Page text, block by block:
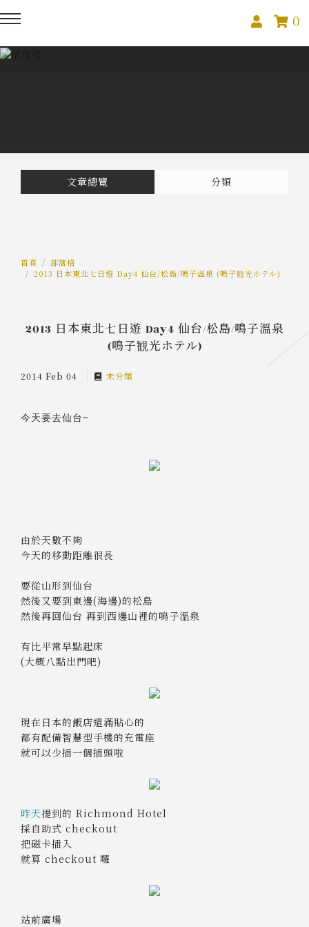
0
預約服務
影像紀錄
我的作品
文章總覽 分類
首頁
部落格
2013 日本東北七日遊 Day4 仙台/松島/鳴子溫泉 (鳴子観光ホテル)
2013 日本東北七日遊 Day4 仙台/松島/鳴子溫泉
(鳴子観光ホテル)
2014 Feb 04 未分類
今天要去仙台~
由於天數不夠
今天的移動距離很長
要從山形到仙台
然後又要到東邊(海邊)的松島
然後再回仙台 再到西邊山裡的鳴子溫泉
有比平常早點起床
(大概八點出門吧)
現在日本的飯店還滿貼心的
都有配備智慧型手機的充電座
就可以少插一個插頭啦
昨天提到的 Richmond Hotel
採自助式 checkout
把磁卡插入
就算 checkout 囉
站前廣場